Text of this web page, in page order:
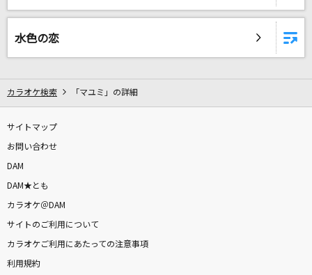
MILABO
ずっと真夜中でいいのに。
Mrs. GREEN APPLE
iLY
Number_i
田園
水色の恋
カラオケ検索 「マユミ」の詳細
サイトマップ
お問い合わせ
DAM
DAM★とも
カラオケ＠DAM
サイトのご利用について
カラオケご利用にあたっての注意事項
利用規約